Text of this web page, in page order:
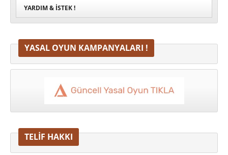
YARDIM & İSTEK !
YASAL OYUN KAMPANYALARI !
TELİF HAKKI